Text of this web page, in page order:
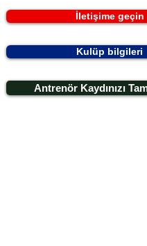
İletişime geçin
Kulüp bilgileri
Antrenör Kaydınızı